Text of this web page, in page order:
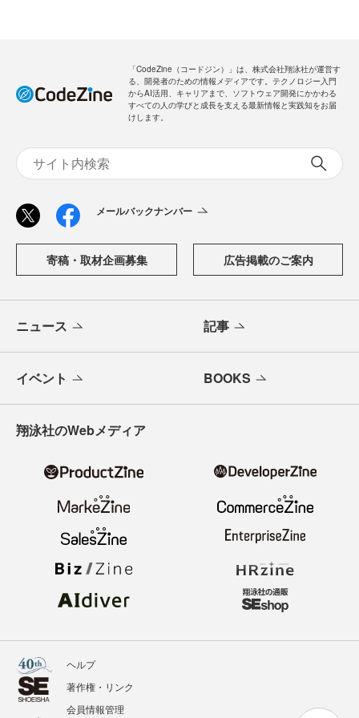
「CodeZine（コードジン）」は、株式会社翔泳社が運営す
る、開発者のための情報メディアです。テクノロジー入門
からAI活用、キャリアまで、ソフトウェア開発にかかわる
すべての人の学びと成長を支える最新情報と実践知をお届
けします。
メールバックナンバー
寄稿・取材企画募集 広告掲載のご案内
ニュース 記事
イベント BOOKS
翔泳社のWebメディア
ヘルプ
著作権・リンク
会員情報管理